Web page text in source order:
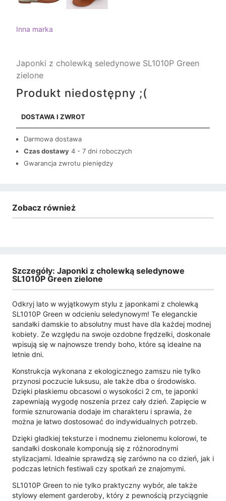
Inna marka
Japonki z cholewką seledynowe SL1010P Green
zielone
Produkt niedostępny ;(
DOSTAWA I ZWROT
Darmowa dostawa
Czas dostawy 4 - 7 dni roboczych
Gwarancja zwrotu pieniędzy
Zobacz również
Szczegóły: Japonki z cholewką seledynowe
SL1010P Green zielone
Odkryj lato w wyjątkowym stylu z japonkami z cholewką
SL1010P Green w odcieniu seledynowym! Te eleganckie
sandałki damskie to absolutny must have dla każdej modnej
kobiety. Ze względu na swoje ozdobne frędzelki, doskonale
wpisują się w najnowsze trendy boho, które są idealne na
letnie dni.
Konstrukcja wykonana z ekologicznego zamszu nie tylko
przynosi poczucie luksusu, ale także dba o środowisko.
Dzięki płaskiemu obcasowi o wysokości 2 cm, te japonki
zapewniają wygodę noszenia przez cały dzień. Zapięcie w
formie sznurowania dodaje im charakteru i sprawia, że
można je łatwo dostosować do indywidualnych potrzeb.
Dzięki gładkiej teksturze i modnemu zielonemu kolorowi, te
sandałki doskonale komponują się z różnorodnymi
stylizacjami. Idealnie sprawdzą się zarówno na co dzień, jak i
podczas letnich festiwali czy spotkań ze znajomymi.
SL1010P Green to nie tylko praktyczny wybór, ale także
stylowy element garderoby, który z pewnością przyciągnie